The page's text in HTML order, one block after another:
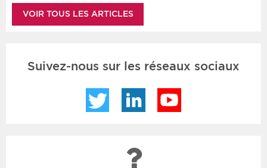
VOIR TOUS LES ARTICLES
Suivez-nous sur les réseaux sociaux
Twitter LinkedIn